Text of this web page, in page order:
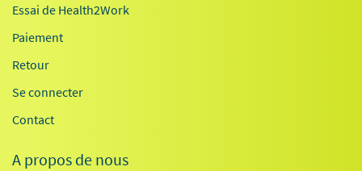
Essai de Health2Work
Paiement
Retour
Se connecter
Contact
A propos de nous